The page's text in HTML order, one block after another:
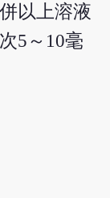
以上溶液
5～10毫